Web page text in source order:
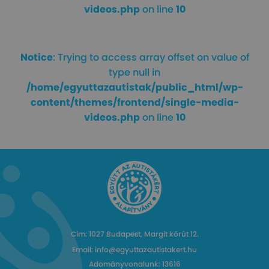
videos.phpon line10
Notice: Trying to access array offset on value of
type null in
/home/egyuttazautistak/public_html/wp-
content/themes/frontend/single-media-
videos.phpon line10
Cím: 1027 Budapest, Margit körút 12.
Email: info@egyuttazautistakert.hu
Adományvonalunk: 13616